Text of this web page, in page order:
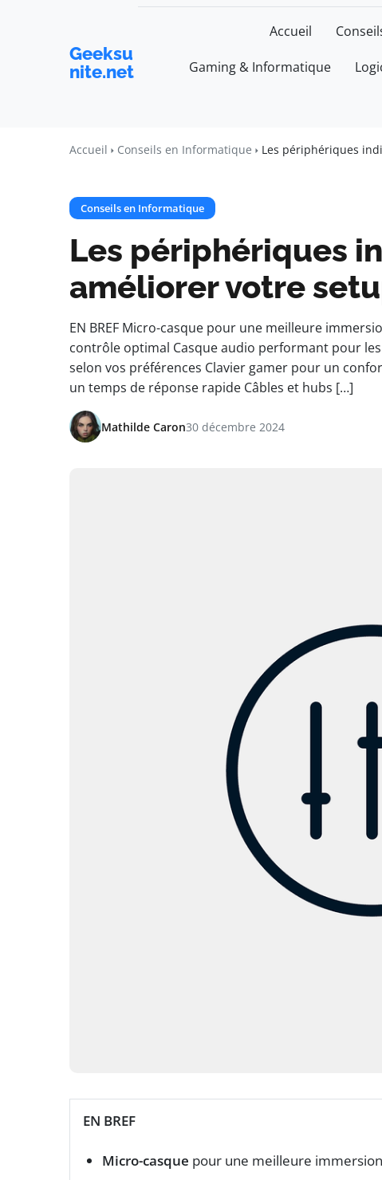
Geeksu
nite.net
Accueil
Gaming & Informatique
Accueil Conseils en Informatique Les périphériques
Conseils en Informatique
Les périphériques
améliorer votre
EN BREF Micro-casque pour une meilleure
contrôle optimal Casque audio performant pour
selon vos préférences Clavier gamer pour un
un temps de réponse rapide Câbles et hubs […]
Mathilde Caron30 décembre 2024
EN BREF
Micro-casque pour une meilleure